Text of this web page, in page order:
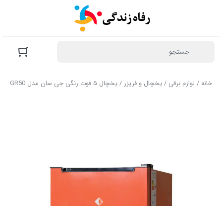
خانه/ لوازم برقی /یخچال و فریزر / یخچال ۵ فوت رنگی جی سان مدل GR50